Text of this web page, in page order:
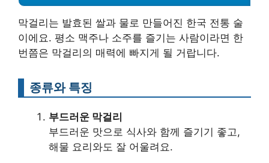
막걸리는 발효된 쌀과 물로 만들어진 한국 전통 술
이에요. 평소 맥주나 소주를 즐기는 사람이라면 한
번쯤은 막걸리의 매력에 빠지게 될 거랍니다.
종류와 특징
부드러운 막걸리
부드러운 맛으로 식사와 함께 즐기기 좋고,
해물 요리와도 잘 어울려요.